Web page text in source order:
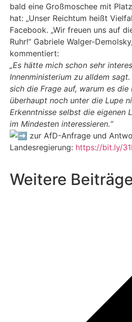
bald eine Großmoschee mit
hat: „Unser Reichtum heißt
Facebook. „Wir freuen uns auf
Ruhr!“ Gabriele Walger-
kommentiert:
„Es hätte mich schon sehr
Innenministerium zu alldem
sich die Frage auf, warum es die
überhaupt noch unter die Lupe
Erkenntnisse selbst die eigenen
im Mindesten interessieren.“
zur AfD-Anfrage und
Landesregierung: https://bit.ly/
Weitere